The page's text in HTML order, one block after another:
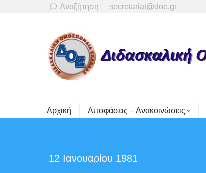
Search:
Αναζήτηση secretariat@doe.gr
Αρχική Αποφάσεις – Ανακοινώσεις
12 Ιανουαρίου 1981